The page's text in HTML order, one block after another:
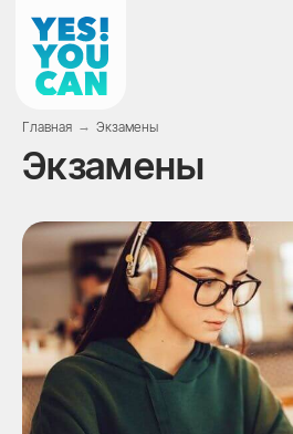
Главная → Экзамены
Экзамены